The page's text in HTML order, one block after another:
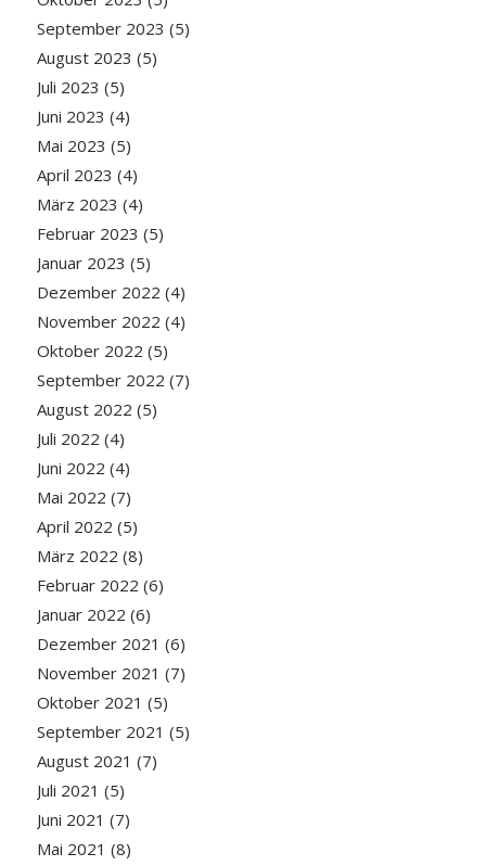
September 2023 (5)
August 2023 (5)
Juli 2023 (5)
Juni 2023 (4)
Mai 2023 (5)
April 2023 (4)
März 2023 (4)
Februar 2023 (5)
Januar 2023 (5)
Dezember 2022 (4)
November 2022 (4)
Oktober 2022 (5)
September 2022 (7)
August 2022 (5)
Juli 2022 (4)
Juni 2022 (4)
Mai 2022 (7)
April 2022 (5)
März 2022 (8)
Februar 2022 (6)
Januar 2022 (6)
Dezember 2021 (6)
November 2021 (7)
Oktober 2021 (5)
September 2021 (5)
August 2021 (7)
Juli 2021 (5)
Juni 2021 (7)
Mai 2021 (8)